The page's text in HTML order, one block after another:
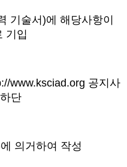
기술서)에 해당사항이
기입
www.ksciad.org 공지사
단
의거하여 작성